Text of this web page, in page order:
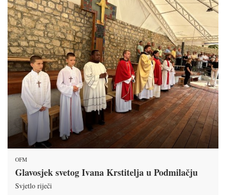
OFM
Glavosjek svetog Ivana Krstitelja u Podmilačju
Svjetlo riječi